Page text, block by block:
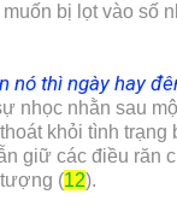
bị lọt vào số
nó thì ngày hay
nhọc nhằn sau
khỏi tình trạng
giữ các điều răn
(12).